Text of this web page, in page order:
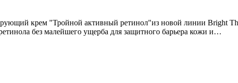
крем "Тройной активный ретинол"из новой линии Bright
без малейшего ущерба для защитного барьера кожи и…